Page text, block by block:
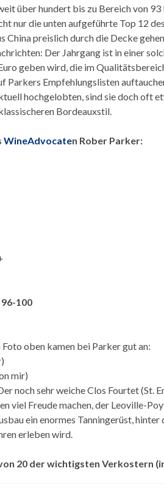
über hundert bis zu Bereich von
nur die unten aufgeführte Top 12
China preislich durch die Decke
Der Jahrgang ist in einer
geben wird, die im
Parkers Empfehlungslisten
hochgelobten, sind sie doch oft
Bordeauxstil.
WineAdvocaten Rober Parker:
100
oben kamen bei Parker gut an:
mir)
noch sehr weiche Clos Fourtet (St.
viel Freude machen, der Leoville-
ein enormes Tanningerüst,
erleben wird.
20 der wichtigsten Verkostern